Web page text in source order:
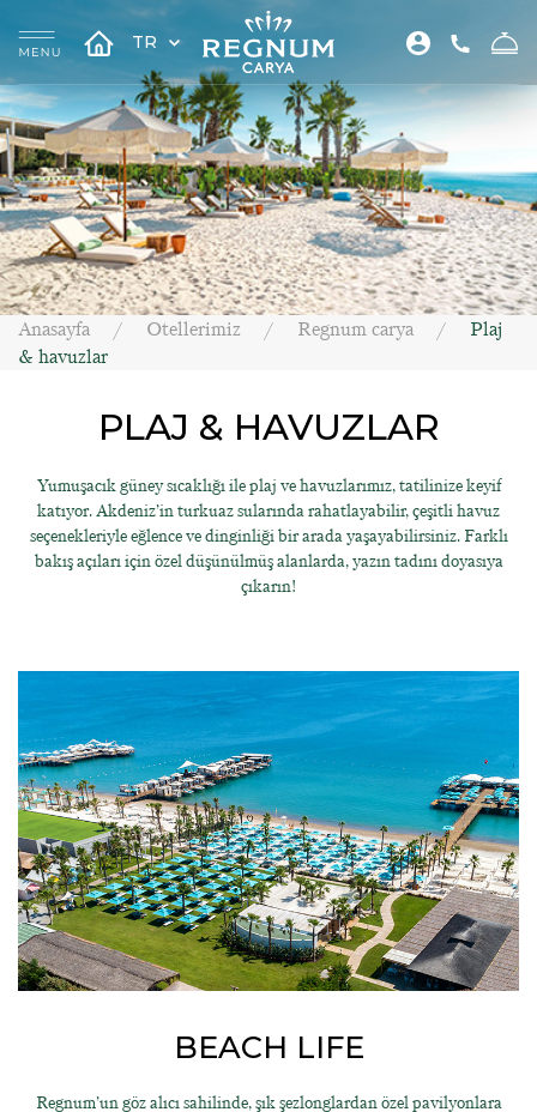
TR
Anasayfa Otellerimiz Regnum carya
Plaj
& havuzlar
PLAJ & HAVUZLAR
Yumuşacık güney sıcaklığı ile plaj ve havuzlarımız, tatilinize keyif
katıyor. Akdeniz’in turkuaz sularında rahatlayabilir, çeşitli havuz
seçenekleriyle eğlence ve dinginliği bir arada yaşayabilirsiniz. Farklı
bakış açıları için özel düşünülmüş alanlarda, yazın tadını doyasıya
çıkarın!
BEACH LIFE
Regnum’un göz alıcı sahilinde, şık şezlonglardan özel pavilyonlara